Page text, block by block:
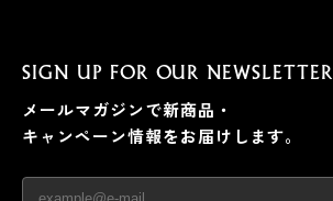
SIGN UP FOR OUR NEWSLETTER
メールマガジンで新商品・
キャンペーン情報をお届けします。